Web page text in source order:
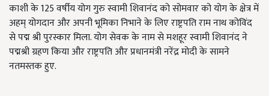
काशी के 125 वर्षीय योग गुरु स्वामी शिवानंद को सोमवार को योग के क्षेत्र में
अहम् योगदान और अपनी भूमिका निभाने के लिए राष्ट्रपति राम नाथ कोविंद
से पद्म श्री पुरस्कार मिला. योग सेवक के नाम से मशहूर स्वामी शिवानंद ने
पद्मश्री ग्रहण किया और राष्ट्रपति और प्रधानमंत्री नरेंद्र मोदी के सामने
नतमस्तक हुए.